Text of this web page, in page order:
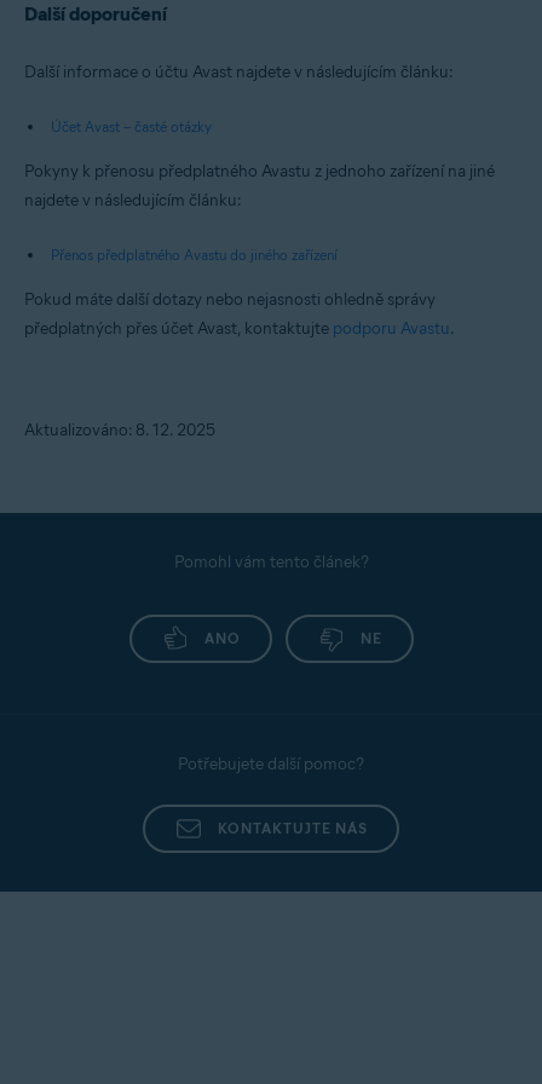
Další doporučení
Další informace o účtu Avast najdete v následujícím článku:
Účet Avast – časté otázky
Pokyny k přenosu předplatného Avastu z jednoho zařízení na jiné
najdete v následujícím článku:
Přenos předplatného Avastu do jiného zařízení
Pokud máte další dotazy nebo nejasnosti ohledně správy
předplatných přes účet Avast, kontaktujte podporu Avastu.
Aktualizováno: 8. 12. 2025
Pomohl vám tento článek?
ANO NE
Potřebujete další pomoc?
KONTAKTUJTE NÁS